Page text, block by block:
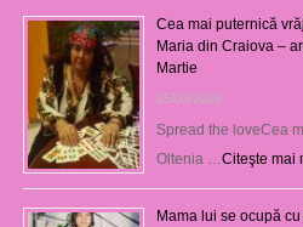
Cea mai puternică
Maria din Craiova –
Martie
25/03/2026
Spread the loveCea
Oltenia …Citeşte mai
Mama lui se ocupă